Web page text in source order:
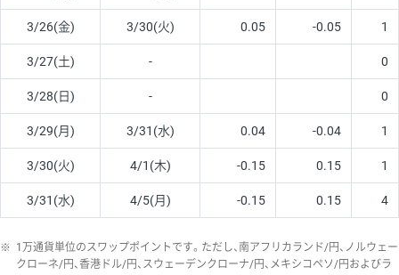
3/26(金) 3/30(火) 0.05 -0.05 1
3/27(土) - 0
3/28(日) - 0
3/29(月) 3/31(水) 0.04 -0.04 1
3/30(火) 4/1(木) -0.15 0.15 1
3/31(水) 4/5(月) -0.15 0.15 4
※ 1万通貨単位のスワップポイントです。ただし、南アフリカランド/円、ノルウェー
クローネ/円、香港ドル/円、スウェーデンクローナ/円、メキシコペソ/円およびラ